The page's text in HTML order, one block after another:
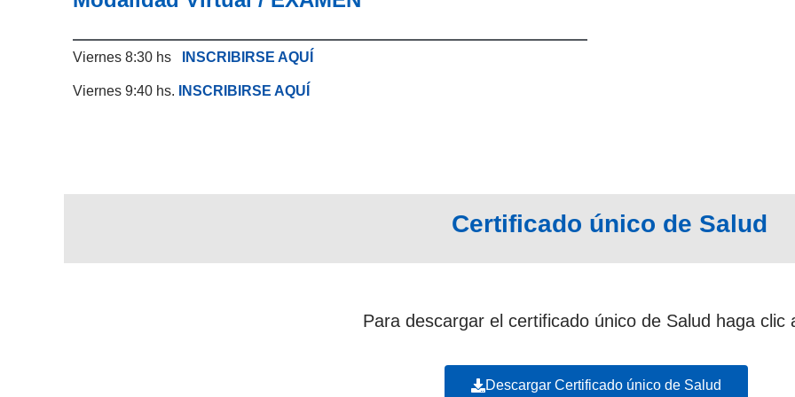
Viernes 8:30 hs INSCRIBIRSE AQUÍ
Viernes 9:40 hs. INSCRIBIRSE AQUÍ
Certificado único de Salud
Para descargar el certificado único de Salud haga clic
Descargar Certificado único de Salud